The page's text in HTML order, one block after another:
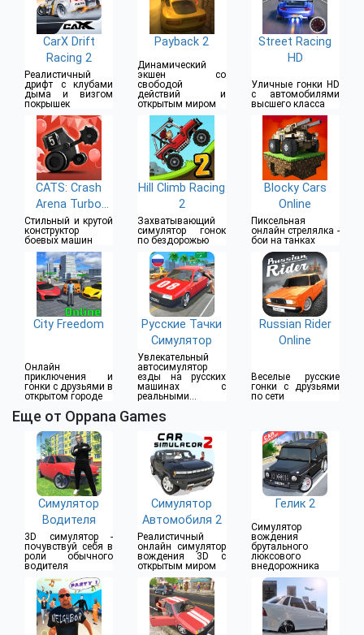
CarX Drift
Racing 2
Реалистичный
дрифт с клубами
дыма и визгом
покрышек
Payback 2
Динамический
экшен со
свободой
действий и
открытым миром
Street Racing
HD
Уличные гонки HD
с автомобилями
высшего класса
CATS: Crash
Arena Turbo
Stars
Стильный и крутой
конструктор
боевых машин
Hill Climb Racing
2
Захватывающий
симулятор гонок
по бездорожью
Blocky Cars
Online
Пиксельная
онлайн стрелялка -
бои на танках
City Freedom
Онлайн
приключения и
гонки с друзьями в
открытом городе
Русские Тачки
Симулятор
Увлекательный
автосимулятор
езды на русских
машинах с
реальными
Russian Rider
Online
Веселые русские
гонки с друзьями
по сети
Еще от Oppana Games
Симулятор
Водителя
3D симулятор -
почувствуй себя в
роли обычного
водителя
Симулятор
Автомобиля 2
Реалистичный
онлайн симулятор
вождения 3D с
открытым миром
Гелик 2
Симулятор
вождения
брутального
люксового
внедорожника